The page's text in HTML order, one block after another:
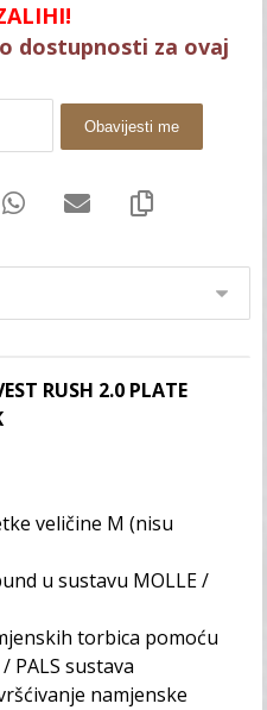
dostupnosti za ovaj
Obavijesti me
RUSH 2.0 PLATE
veličine M (nisu
u sustavu MOLLE /
torbica pomoću
PALS sustava
namjenske